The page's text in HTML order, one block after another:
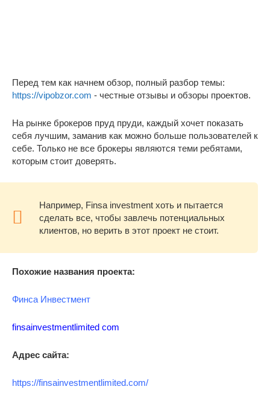
Перед тем как начнем обзор, полный разбор темы:
https://vipobzor.com - честные отзывы и обзоры проектов.
На рынке брокеров пруд пруди, каждый хочет показать
себя лучшим, заманив как можно больше пользователей к
себе. Только не все брокеры являются теми ребятами,
которым стоит доверять.
Например, Finsa investment хоть и пытается
сделать все, чтобы завлечь потенциальных
клиентов, но верить в этот проект не стоит.
Похожие названия проекта:
Финса Инвестмент
finsainvestmentlimited com
Адрес сайта:
https://finsainvestmentlimited.com/